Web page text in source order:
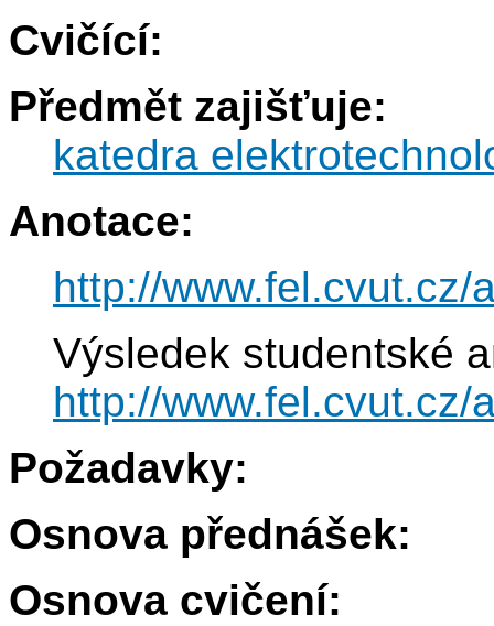
Cvičící:
Předmět zajišťuje:
katedra
Anotace:
http://www.fel.cvut.cz/
Výsledek studentské
http://www.fel.cvut.cz/
Požadavky:
Osnova přednášek:
Osnova cvičení: